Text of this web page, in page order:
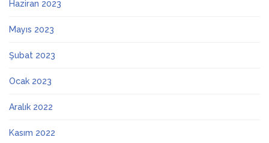
Haziran 2023
Mayıs 2023
Şubat 2023
Ocak 2023
Aralık 2022
Kasım 2022